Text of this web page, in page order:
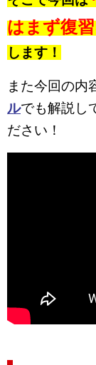
はまず復
します！
また今回の内
ルでも解説し
ださい！